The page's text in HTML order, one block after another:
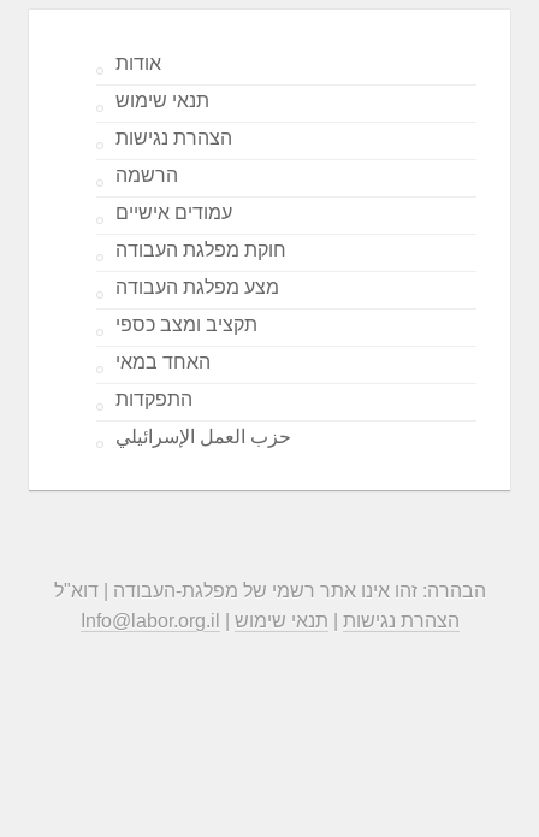
אודות
תנאי שימוש
הצהרת נגישות
הרשמה
עמודים אישיים
חוקת מפלגת העבודה
מצע מפלגת העבודה
תקציב ומצב כספי
האחד במאי
התפקדות
حزب العمل الإسرائيلي
הבהרה: זהו אינו אתר רשמי של מפלגת-העבודה | דוא"ל
Info@labor.org.il
הצהרת נגישות תנאי שימוש